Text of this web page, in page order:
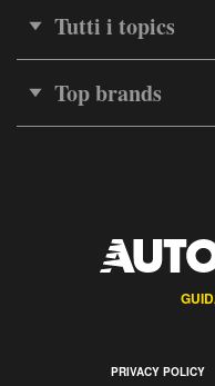
Tutti i topics
Top brands
PRIVACY POLICY